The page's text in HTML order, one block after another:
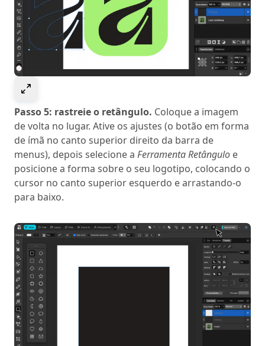
Passo 5: rastreie o retângulo. Coloque a imagem
de volta no lugar. Ative os ajustes (o botão em forma
de ímã no canto superior direito da barra de
menus), depois selecione a Ferramenta Retângulo e
posicione a forma sobre o seu logotipo, colocando o
cursor no canto superior esquerdo e arrastando-o
para baixo.